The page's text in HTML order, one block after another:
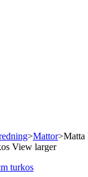
>Mattor>Matta
View larger